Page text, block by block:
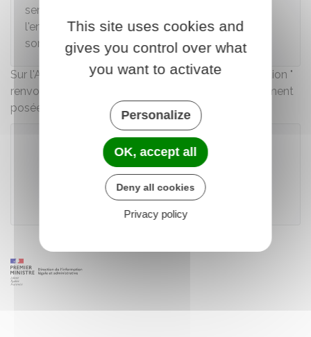
sera publique ainsi que la dénomination de
l'entreprise et s'il y a lieu son nom commercial et
son enseigne.
Sur l'Annuaire des entreprises, le service " Une question "
renvoie vers une liste des questions (FAQ) couramment
posées par les usagers.
Accéder au téléservice
This site uses cookies and
gives you control over what
you want to activate
Personalize
OK, accept all
Deny all cookies
Privacy policy